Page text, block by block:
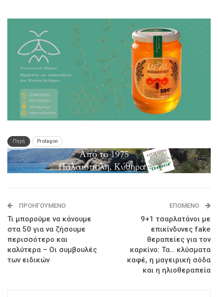
Πηγή Protagon
ΠΡΟΗΓΟΎΜΕΝΟ
Τι μπορούμε να κάνουμε
στα 50 για να ζήσουμε
περισσότερο και
καλύτερα – Οι συμβουλές
των ειδικών
ΕΠΌΜΕΝΟ
9+1 τσαρλατάνοι με
επικίνδυνες fake
θεραπείες για τον
καρκίνο: Τα… κλύσματα
καφέ, η μαγειρική σόδα
και η ηλιοθεραπεία